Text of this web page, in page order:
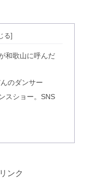
和歌山に呼んだ
のダンサー
スショー。SNS
ンク